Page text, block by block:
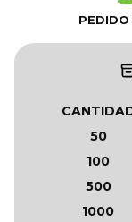
50
100
500
1000